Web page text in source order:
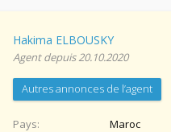
Hakima ELBOUSKY
Agent depuis 20.10.2020
Autres annonces de l’agent
Pays
Maroc